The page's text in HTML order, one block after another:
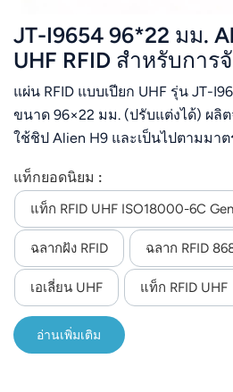
JT-I9654 96*22 มม.
UHF RFID สำหรับกา
แผ่น RFID แบบเปียก UHF รุ่น JT-
ขนาด 96×22 มม. (ปรับแต่งได้) ผลิ
ใช้ชิป Alien H9 และเป็นไปตามมา
สูงสุด 20 เมตร มีหน่วยความจำ
จำผู้ใช้ 512 บิต รองรับการเขียนซ้ำ
ข้อมูลได้นานกว่า 10 ปี ติดตั้งด้วยกา
จัดการทรัพย์สิน เสื้อผ้า โลจิสติกส์
แท็กยอดนิยม :
แท็ก RFID UHF ISO18000-6C
ฉลากฝัง RFID ฉลาก RFID
เอเลี่ยน UHF แท็ก RFID UHF
อ่านเพิ่มเติม